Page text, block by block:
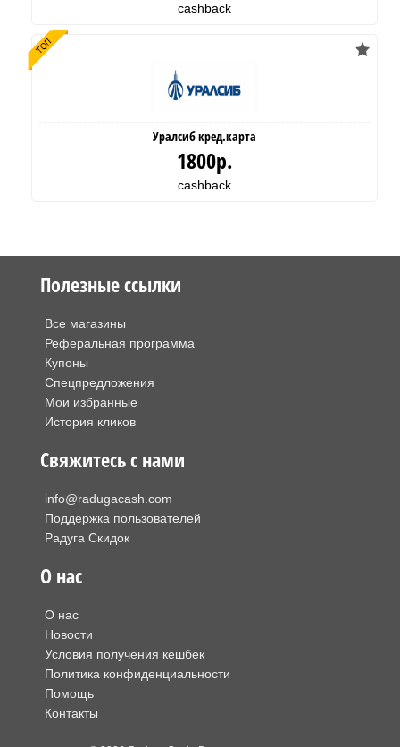
cashback
Уралсиб кред.карта
1800р.
cashback
Полезные ссылки
Все магазины
Реферальная программа
Купоны
Спецпредложения
Мои избранные
История кликов
Свяжитесь с нами
info@radugacash.com
Поддержка пользователей
Радуга Скидок
О нас
О нас
Новости
Условия получения кешбек
Политика конфиденциальности
Помощь
Контакты